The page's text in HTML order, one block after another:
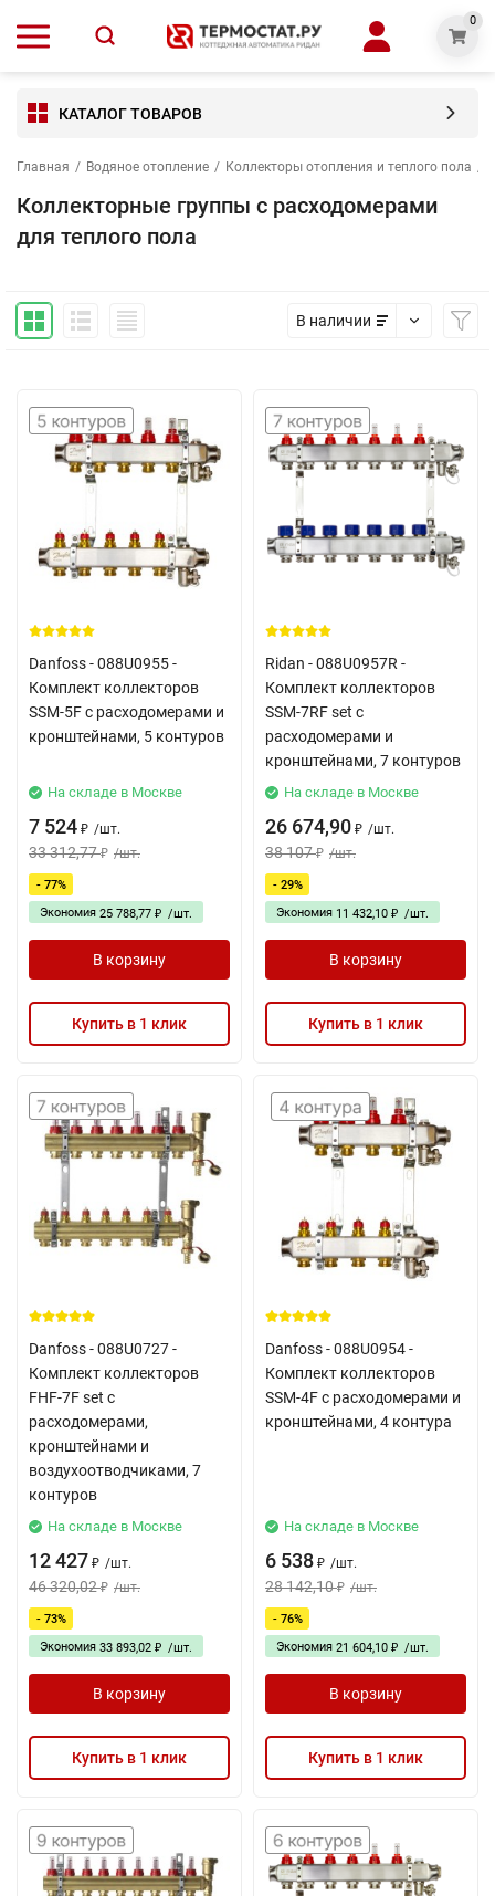
0
КАТАЛОГ ТОВАРОВ
Главная / Водяное отопление / Коллекторы отопления и теплого пола /
Коллекторные группы с расходомерами
для теплого пола
В наличии
Danfoss - 088U0955 -
Комплект коллекторов
SSM-5F с расходомерами и
кронштейнами, 5 контуров
На складе в Москве
7 524 ₽ /шт.
33 312,77 ₽ /шт.
- 77%
Экономия 25 788,77 ₽ /шт.
В корзину
Купить в 1 клик
Ridan - 088U0957R -
Комплект коллекторов
SSM-7RF set с
расходомерами и
кронштейнами, 7 контуров
На складе в Москве
26 674,90 ₽ /шт.
38 107 ₽ /шт.
- 29%
Экономия 11 432,10 ₽ /шт.
В корзину
Купить в 1 клик
Danfoss - 088U0727 -
Комплект коллекторов
FHF-7F set с
расходомерами,
кронштейнами и
воздухоотводчиками, 7
контуров
На складе в Москве
12 427 ₽ /шт.
46 320,02 ₽ /шт.
- 73%
Экономия 33 893,02 ₽ /шт.
В корзину
Купить в 1 клик
Danfoss - 088U0954 -
Комплект коллекторов
SSM-4F с расходомерами и
кронштейнами, 4 контура
На складе в Москве
6 538 ₽ /шт.
28 142,10 ₽ /шт.
- 76%
Экономия 21 604,10 ₽ /шт.
В корзину
Купить в 1 клик